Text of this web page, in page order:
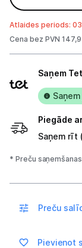
Mazā
Atlaides periods:
Cena bez PVN
veidi
Saņem
Piegāde
Saņem rīt
* Preču
Preču
Pievienot